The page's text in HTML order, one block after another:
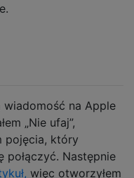
wiadomość na Apple
„Nie ufaj”,
pojęcia, który
połączyć. Następnie
więc otworzyłem